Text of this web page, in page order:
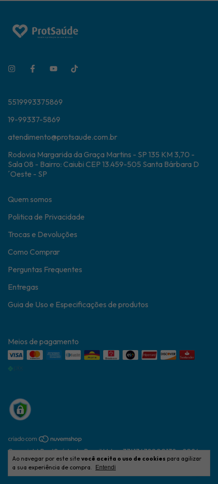
Ao navegar por este site você aceita o uso de cookies para agilizar
a sua experiência de compra.
Entendi
5519993375869
19-99337-5869
atendimento@protsaude.com.br
Rodovia Margarida da Graça Martins - SP 135 KM 3,70 -
Sala 08 - Bairro: Caiubi CEP 13.459-505 Santa Bárbara D
´Oeste - SP
Quem somos
Politica de Privacidade
Trocas e Devoluções
Como Comprar
Perguntas Frequentes
Entregas
Guia de Uso e Especificações de produtos
Meios de pagamento
Copyright ProtSaúde do Brasil Ltda - 37413672000139 - 2026.
Todos os direitos reservados.